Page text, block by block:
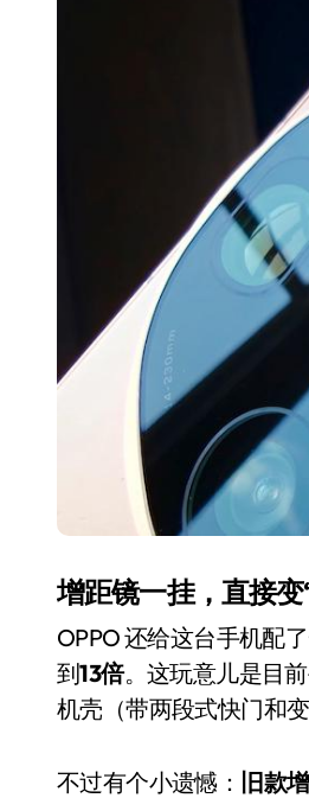
增距镜一挂，直接变
OPPO 还给这台手机配
到13倍。这玩意儿是目
机壳（带两段式快门和
不过有个小遗憾： 旧款
从电视
TCL用一
开了回音